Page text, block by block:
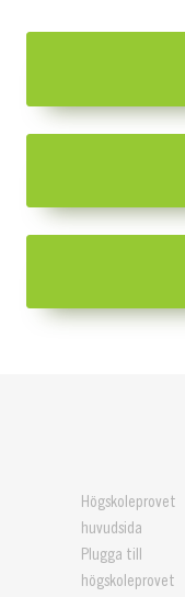
Högskoleprovet
huvudsida
Plugga till
högskoleprovet